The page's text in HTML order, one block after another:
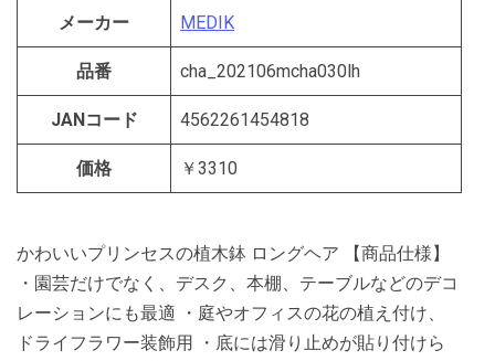
メーカー MEDIK
品番 cha_202106mcha030lh
JANコード 4562261454818
価格 ￥3310
かわいいプリンセスの植木鉢 ロングヘア 【商品仕様】
・園芸だけでなく、デスク、本棚、テーブルなどのデコ
レーションにも最適 ・庭やオフィスの花の植え付け、
ドライフラワー装飾用 ・底には滑り止めが貼り付けら